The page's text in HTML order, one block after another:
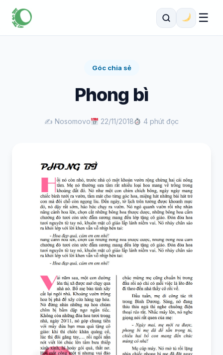
☰
Góc chia sẻ
Phong bì
✍️ Nosomovo 22/11/2018 4 phút đọc